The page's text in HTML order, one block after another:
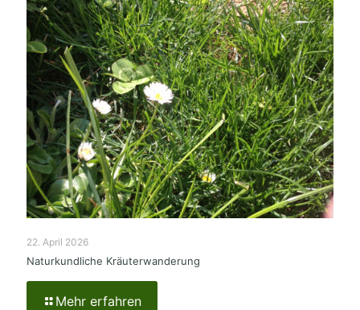
22. April 2026
Naturkundliche Kräuterwanderung
Mehr erfahren